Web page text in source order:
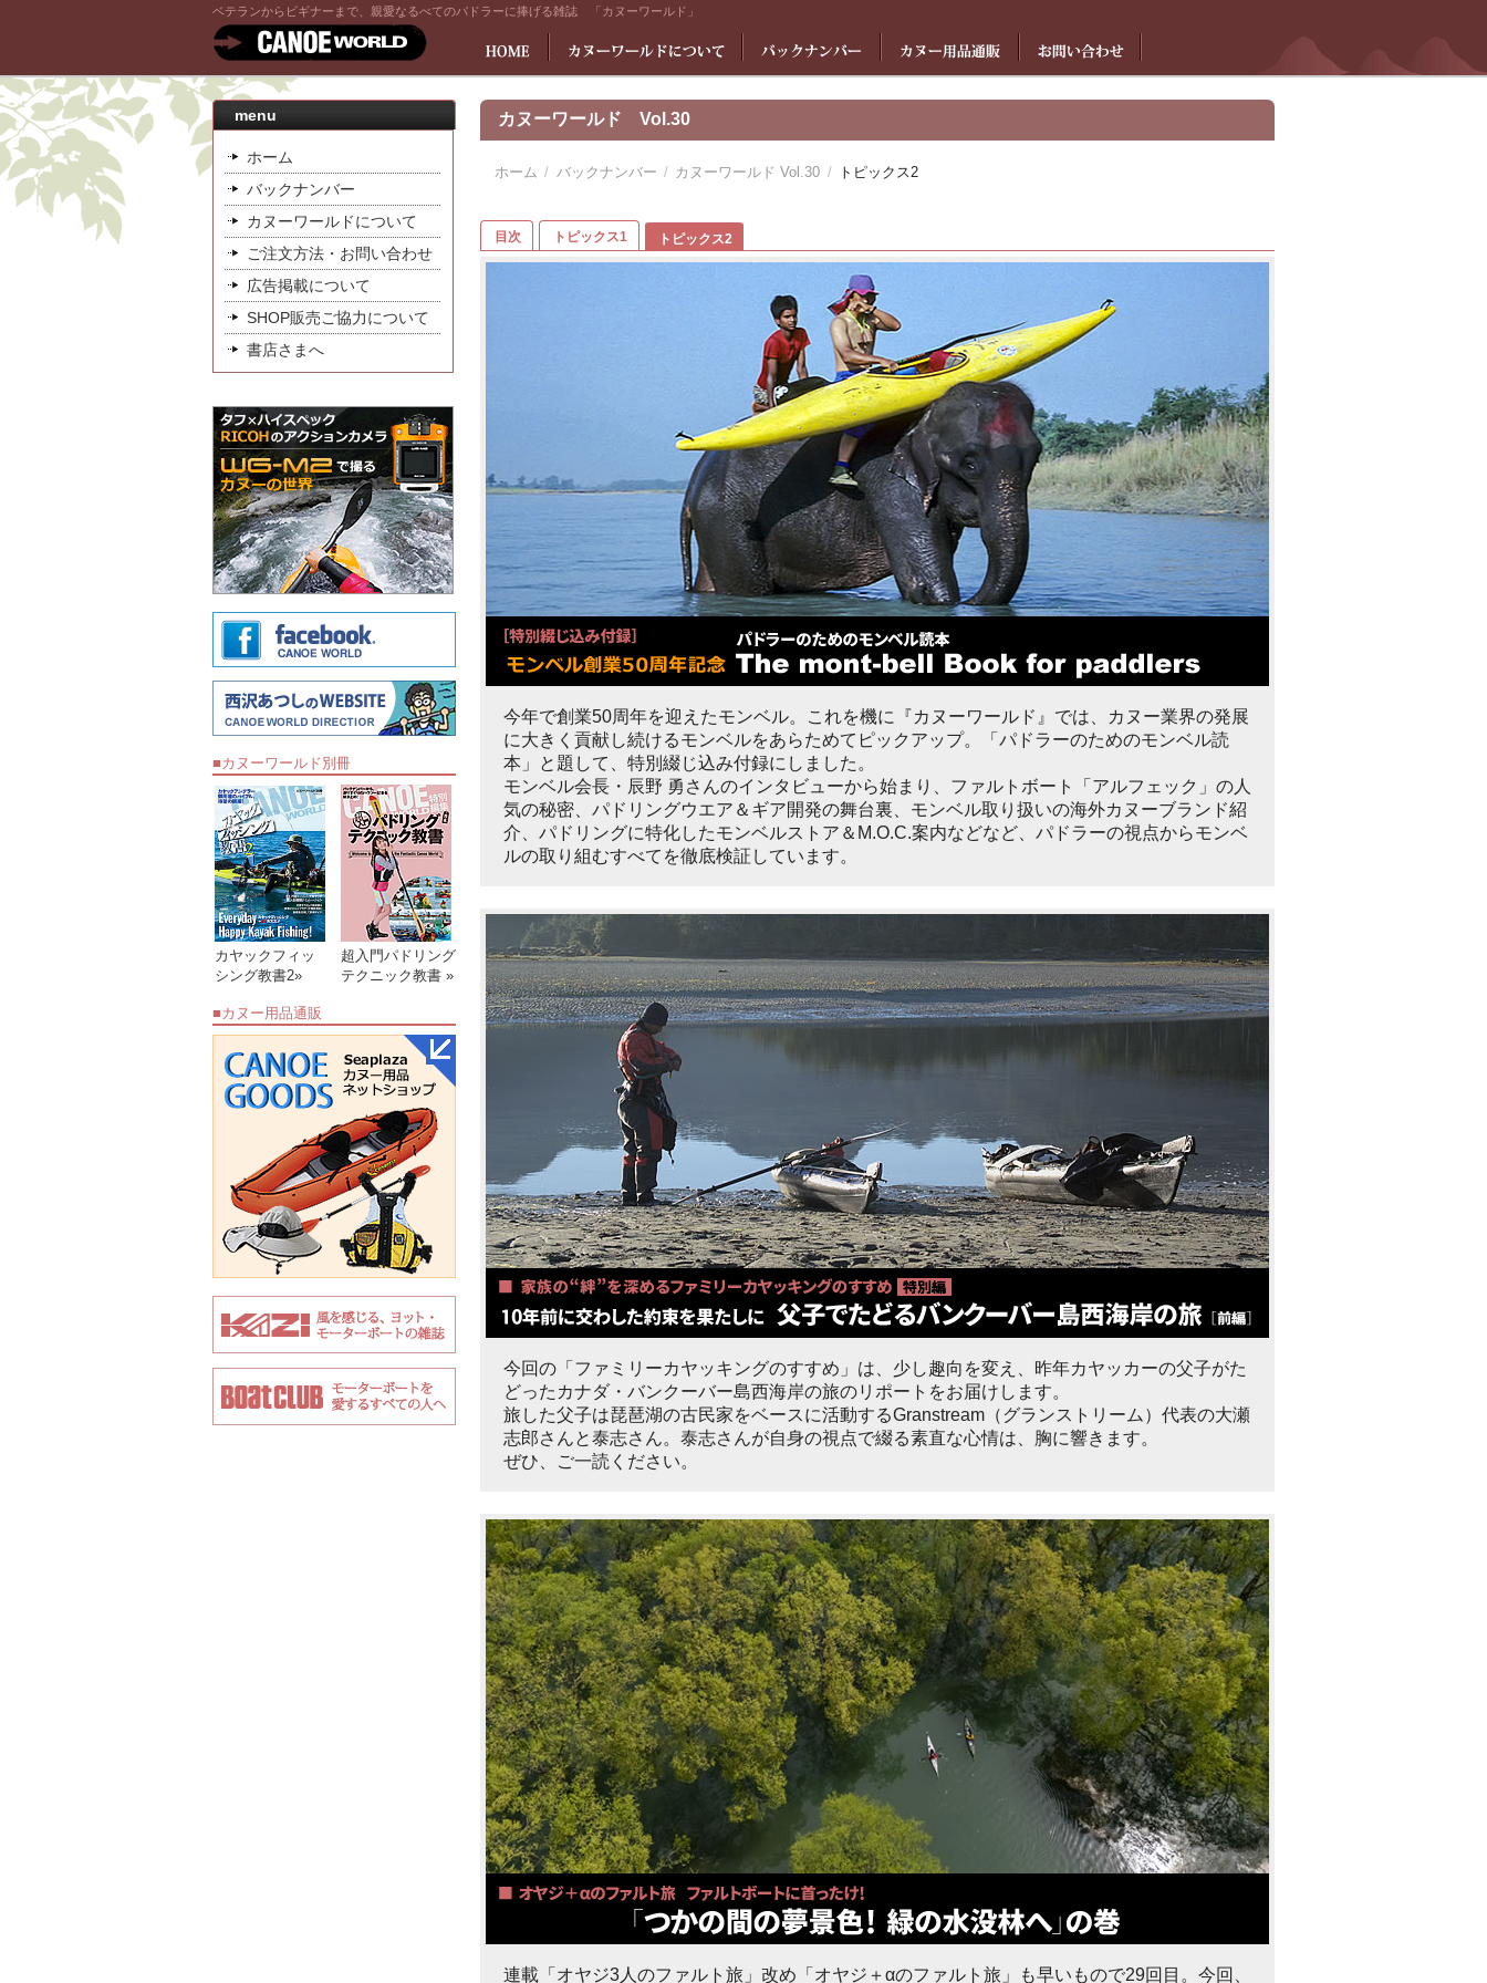
ベテランからビギナーまで、親愛なるべてのパドラーに捧げる雑誌 「カヌーワールド」
menu
ホーム
バックナンバー
カヌーワールドについて
ご注文方法・お問い合わせ
広告掲載について
SHOP販売ご協力について
書店さまへ
■カヌーワールド別冊
カヤックフィッ
シング教書2»
超入門パドリング
テクニック教書 »
■カヌー用品通販
カヌーワールド Vol.30
ホーム バックナンバー カヌーワールド Vol.30 トピックス2
目次 トピックス1 トピックス2
今年で創業50周年を迎えたモンベル。これを機に『カヌーワールド』では、カヌー業界の発展
に大きく貢献し続けるモンベルをあらためてピックアップ。「パドラーのためのモンベル読
本」と題して、特別綴じ込み付録にしました。
モンベル会長・辰野 勇さんのインタビューから始まり、ファルトボート「アルフェック」の人
気の秘密、パドリングウエア＆ギア開発の舞台裏、モンベル取り扱いの海外カヌーブランド紹
介、パドリングに特化したモンベルストア＆M.O.C.案内などなど、パドラーの視点からモンベ
ルの取り組むすべてを徹底検証しています。
今回の「ファミリーカヤッキングのすすめ」は、少し趣向を変え、昨年カヤッカーの父子がた
どったカナダ・バンクーバー島西海岸の旅のリポートをお届けします。
旅した父子は琵琶湖の古民家をベースに活動するGranstream（グランストリーム）代表の大瀬
志郎さんと泰志さん。泰志さんが自身の視点で綴る素直な心情は、胸に響きます。
ぜひ、ご一読ください。
連載「オヤジ3人のファルト旅」改め「オヤジ＋αのファルト旅」も早いもので29回目。今回、